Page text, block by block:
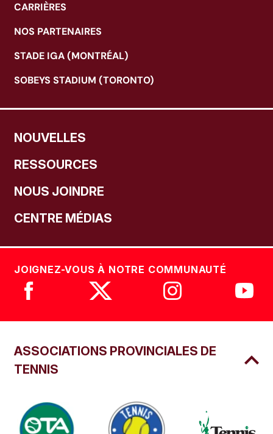
CARRIÈRES
NOS PARTENAIRES
STADE IGA (MONTRÉAL)
SOBEYS STADIUM (TORONTO)
NOUVELLES
RESSOURCES
NOUS JOINDRE
CENTRE MÉDIAS
JOIGNEZ-VOUS À NOTRE COMMUNAUTÉ
ASSOCIATIONS PROVINCIALES DE
TENNIS